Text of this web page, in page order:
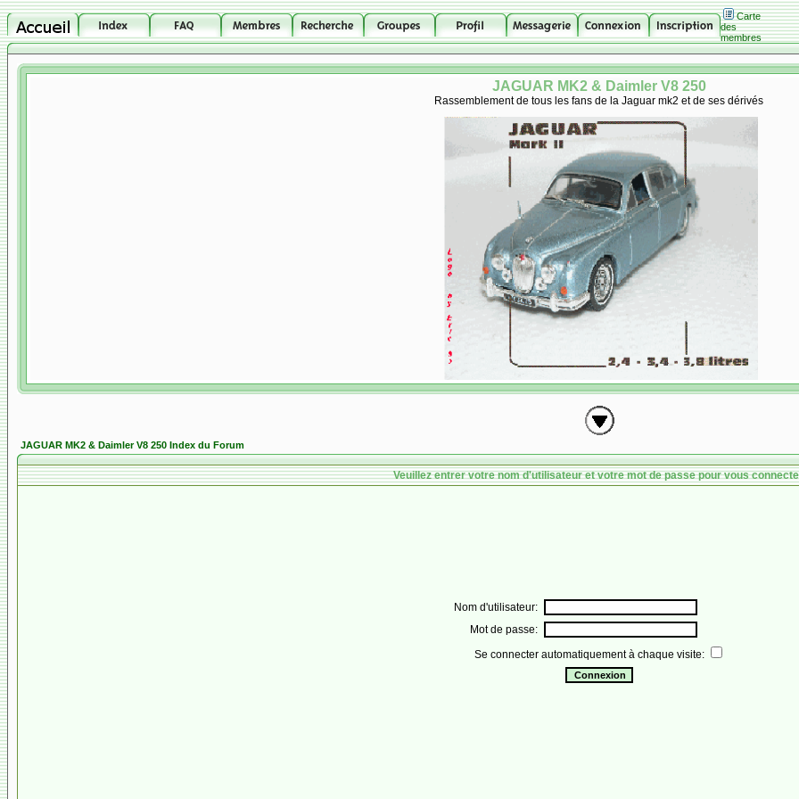
Carte
des
membres
JAGUAR MK2 & Daimler V8 250
Rassemblement de tous les fans de la Jaguar mk2 et de ses dérivés
JAGUAR MK2 & Daimler V8 250 Index du Forum
Veuillez entrer votre nom d'utilisateur et votre mot de passe pour vous
Nom d'utilisateur:
Mot de passe:
Se connecter automatiquement à chaque visite: